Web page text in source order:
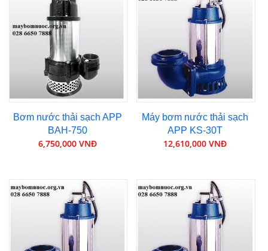
Bơm nước thải sạch APP
BAH-750
6,750,000 VNĐ
Máy bơm nước thải sạch
APP KS-30T
12,610,000 VNĐ